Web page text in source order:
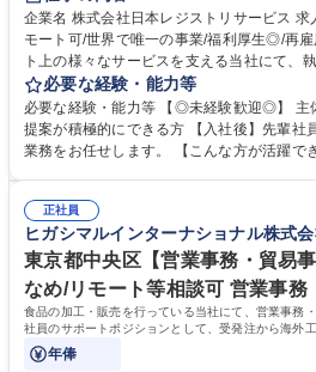
完全週休2日制
交通費支給 駅近5分以
企業名 株式会社日本レジストリサービス 求人名 【総務】未経験歓迎◎/リ
モート可/世界で唯一の事業/福利厚生◎/再雇用有 仕事の内容 イン
ト上の様々なサービスを支える当社にて、
討、イベント運営などの幅広い業務を担当
や成長に貢献している部署です。 会社の全メンバーが安心して長く成果を
発揮できる環境を整えるために、毎日のメ
新たな施策検討を積極的に行っていただき
幅広い業務の体得が可能で、多様なキャリ
募集職種 【総務】未経験歓迎◎/リモート可
再雇用有
必要な経験・能力等
必要な経験・能力等 【◎未経験歓迎◎】 主
提案が積極的にできる方 【入社後】先輩社
業務をお任せします。 【こんな方が活躍できる職種です】 ・仕組化が好
対処できる・新しいことに興味関心がある
取得や通信教育など費用の80%（年間25万
賃の50%（月額7万円まで）を補助 学歴・資格 学歴：大学院 大学 語学
力： 資格：
正社員
ヒガシマルインターナショナル株式
東京都中央区【営業事務・貿易
なめ/リモート等相談可 営業事務
食品の加工・販売を行っている当社にて、営業事務
社員のサポートポジションとして、受発注から海外
事業の根幹を支えていただきます。
年俸